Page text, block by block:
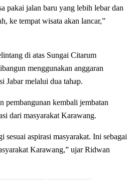
pakai jalan baru yang lebih lebar dan
ke tempat wisata akan lancar,”
di atas Sungai Citarum
menggunakan anggaran
Jabar melalui dua tahap.
pembangunan kembali jembatan
dari masyarakat Karawang.
sesuai aspirasi masyarakat. Ini sebagai
Karawang,” ujar Ridwan